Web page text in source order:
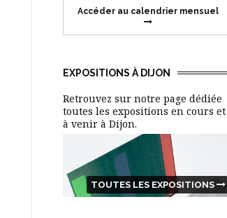
Accéder au calendrier mensuel
EXPOSITIONS À DIJON
Retrouvez sur notre page dédiée
toutes les expositions en cours et
à venir à Dijon.
TOUTES LES EXPOSITIONS